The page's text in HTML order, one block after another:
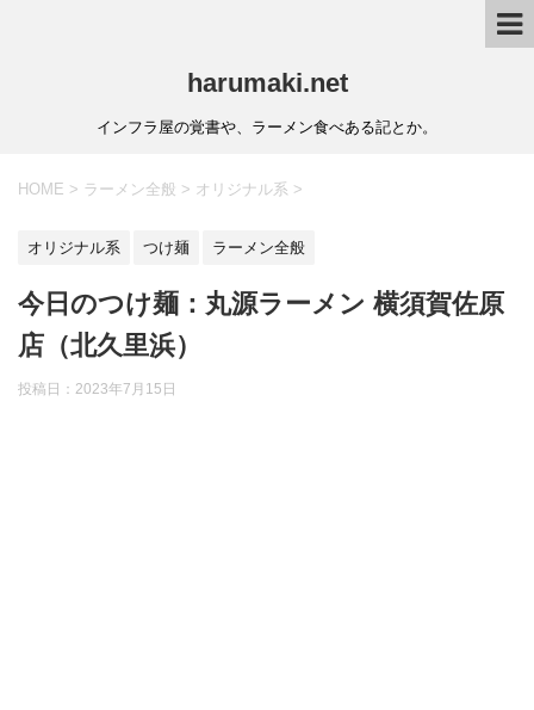
harumaki.net
インフラ屋の覚書や、ラーメン食べある記とか。
HOME > ラーメン全般 > オリジナル系 >
オリジナル系 つけ麺 ラーメン全般
今日のつけ麺：丸源ラーメン 横須賀佐原
店（北久里浜）
投稿日：2023年7月15日